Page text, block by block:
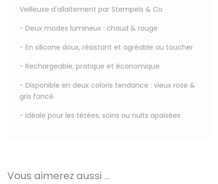
Veilleuse d'allaitement par Stempels & Co
- Deux modes lumineux : chaud & rouge
- En silicone doux, résistant et agréable au toucher
- Rechargeable, pratique et économique
- Disponible en deux coloris tendance : vieux rose &
gris foncé
- Idéale pour les tétées, soins ou nuits apaisées
Vous aimerez aussi ...